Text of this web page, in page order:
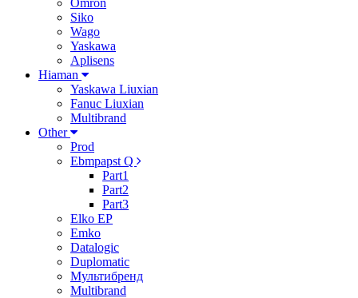
Omron
Siko
Wago
Yaskawa
Aplisens
Hiaman
Yaskawa Liuxian
Fanuc Liuxian
Multibrand
Other
Prod
Ebmpapst Q
Part1
Part2
Part3
Elko EP
Emko
Datalogic
Duplomatic
Мультибренд
Multibrand